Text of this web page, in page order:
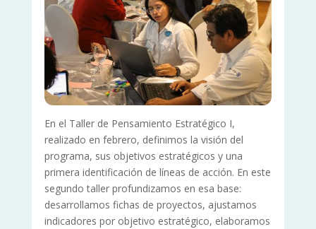
En el Taller de Pensamiento Estratégico I,
realizado en febrero, definimos la visión del
programa, sus objetivos estratégicos y una
primera identificación de líneas de acción. En este
segundo taller profundizamos en esa base:
desarrollamos fichas de proyectos, ajustamos
indicadores por objetivo estratégico, elaboramos